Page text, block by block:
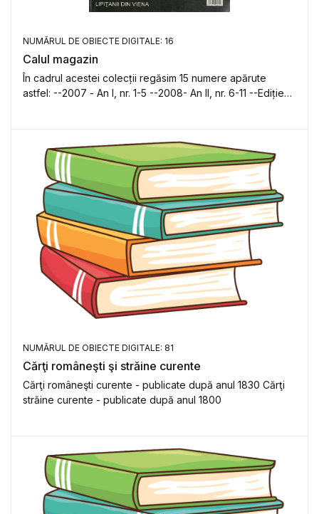
NUMĂRUL DE OBIECTE DIGITALE: 16
Calul magazin
În cadrul acestei colecții regăsim 15 numere apărute
astfel: --2007 - An I, nr. 1-5 --2008- An II, nr. 6-11 --Ediție
NUMĂRUL DE OBIECTE DIGITALE: 81
Cărţi româneşti şi străine curente
Cărţi româneşti curente - publicate după anul 1830 Cărţi
străine curente - publicate după anul 1800